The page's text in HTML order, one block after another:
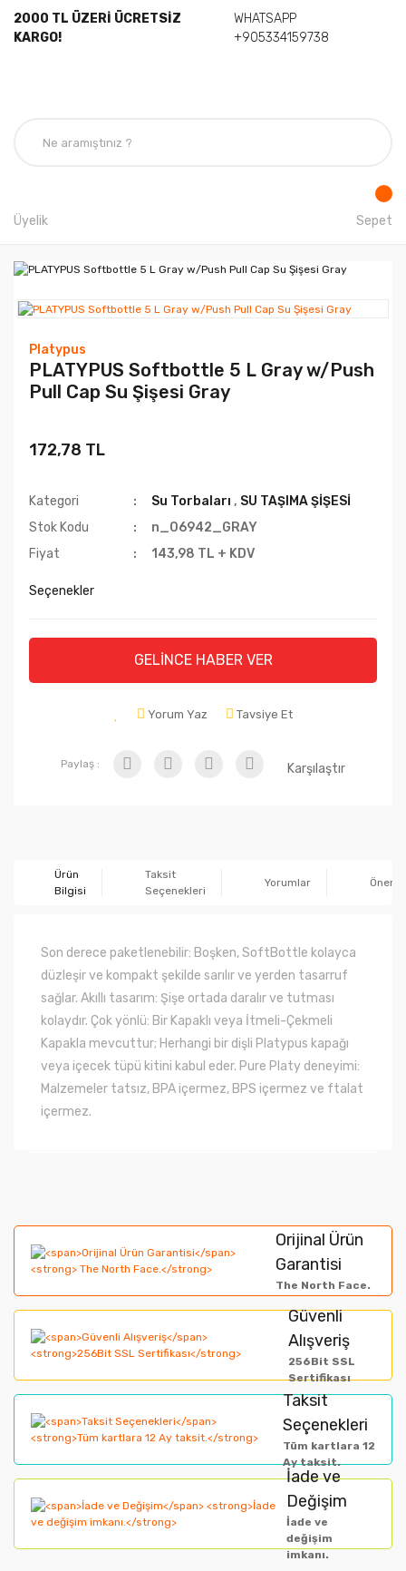
2000 TL ÜZERİ ÜCRETSİZ
KARGO!
WHATSAPP
+905334159738
Üyelik Sepet
Platypus
PLATYPUS Softbottle 5 L Gray w/Push
Pull Cap Su Şişesi Gray
172,78 TL
Kategori Su Torbaları , SU TAŞIMA ŞİŞESİ
Stok Kodu
n_06942_GRAY
Fiyat
143,98 TL + KDV
Seçenekler
GELİNCE HABER VER
Yorum Yaz Tavsiye Et
Paylaş : Karşılaştır
Ürün
Bilgisi
Taksit
Seçenekleri
Yorumlar
Son derece paketlenebilir: Boşken, SoftBottle kolayca
düzleşir ve kompakt şekilde sarılır ve yerden tasarruf
sağlar. Akıllı tasarım: Şişe ortada daralır ve tutması
kolaydır. Çok yönlü: Bir Kapaklı veya İtmeli-Çekmeli
Kapakla mevcuttur; Herhangi bir dişli Platypus kapağı
veya içecek tüpü kitini kabul eder. Pure Platy deneyimi:
Malzemeler tatsız, BPA içermez, BPS içermez ve ftalat
içermez.
Yorum Yaz
formunu kullanarak tarafımıza iletebilirsiniz.
Görüş ve önerileriniz için teşekkür ederiz.
Ürün resmi kalitesiz, bozuk veya görüntülenemiyor.
Ürün açıklamasında eksik bilgiler bulunuyor.
Bu ürüne benzer farklı alternatifler olmalı.
Orijinal Ürün
Garantisi
The North Face.
Güvenli
Alışveriş
256Bit SSL
Sertifikası
Taksit
Seçenekleri
Tüm kartlara 12
Ay taksit.
İade ve
Değişim
İade ve
değişim
imkanı.